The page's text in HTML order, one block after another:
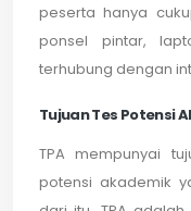
peserta hanya
ponsel pintar,
terhubung dengan
Tujuan Tes Potensi
TPA mempunyai
potensi akademik